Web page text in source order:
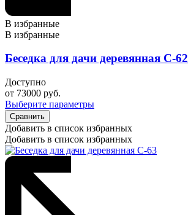
В избранные
В избранные
Беседка для дачи деревянная С-62
Доступно
от 73000 руб.
Выберите параметры
Сравнить
Добавить в список избранных
Добавить в список избранных